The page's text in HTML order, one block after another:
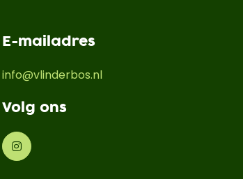
E-mailadres
info@vlinderbos.nl
Volg ons